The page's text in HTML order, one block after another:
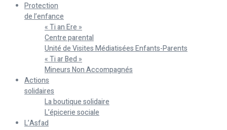
Protection
de l’enfance
« Ti an Ere »
Centre parental
Unité de Visites Médiatisées Enfants-Parents
« Ti ar Bed »
Mineurs Non Accompagnés
Actions
solidaires
La boutique solidaire
L’épicerie sociale
L’Asfad